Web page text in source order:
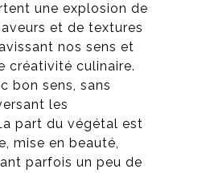
une explosion de
et de textures
nos sens et
créativité culinaire.
bon sens, sans
les
part du végétal est
mise en beauté,
parfois un peu de